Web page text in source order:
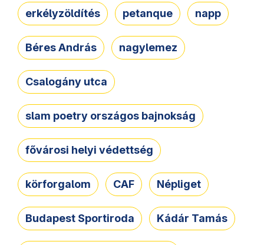
erkélyzöldítés petanque napp
Béres András nagylemez
Csalogány utca
slam poetry országos bajnokság
fővárosi helyi védettség
körforgalom CAF Népliget
Budapest Sportiroda Kádár Tamás